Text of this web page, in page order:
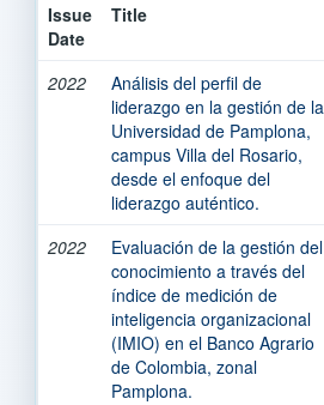
Issue
Date
Title
2022
Análisis del perfil de
liderazgo en la gestión de la
Universidad de Pamplona,
campus Villa del Rosario,
desde el enfoque del
liderazgo auténtico.
2022
Evaluación de la gestión del
conocimiento a través del
índice de medición de
inteligencia organizacional
(IMIO) en el Banco Agrario
de Colombia, zonal
Pamplona.